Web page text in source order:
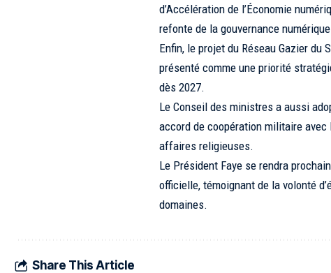
d’Accélération de l’Économie
refonte de la gouvernance
Enfin, le projet du Réseau Gazier du
présenté comme une priorité
dès 2027.
Le Conseil des ministres a aussi
accord de coopération militaire avec
affaires religieuses.
Le Président Faye se rendra
officielle, témoignant de la volonté
domaines.
Share This Article